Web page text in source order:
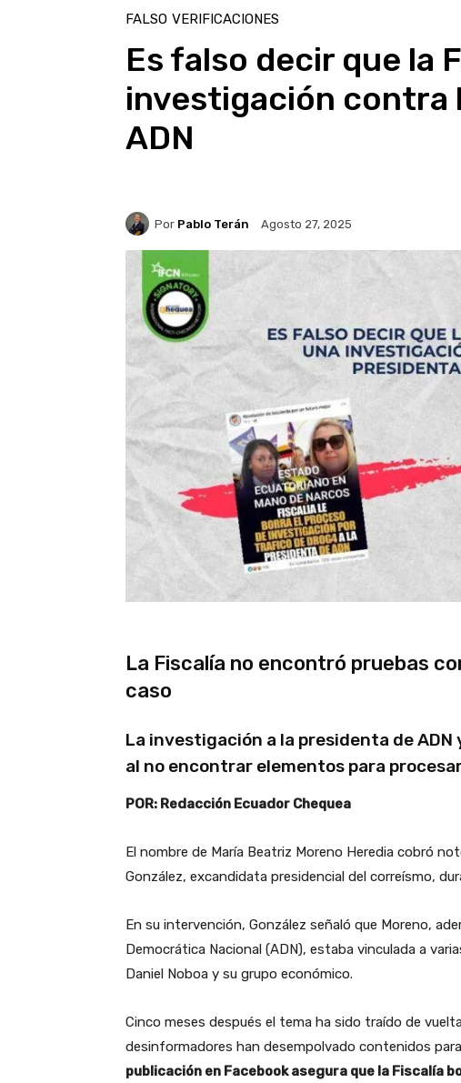
FALSO VERIFICACIONES
Es falso decir que la
investigación contra
ADN
Por Pablo Terán Agosto 27, 2025
La Fiscalía no encontró pruebas
caso
La investigación a la presidenta de
al no encontrar elementos para
POR: Redacción Ecuador Chequea
El nombre de María Beatriz Moreno Heredia cobró
González, excandidata presidencial del correísmo,
En su intervención, González señaló que Moreno,
Democrática Nacional (ADN), estaba vinculada a
Daniel Noboa y su grupo económico.
Cinco meses después el tema ha sido traído de
desinformadores han desempolvado contenidos
publicación en Facebook asegura que la